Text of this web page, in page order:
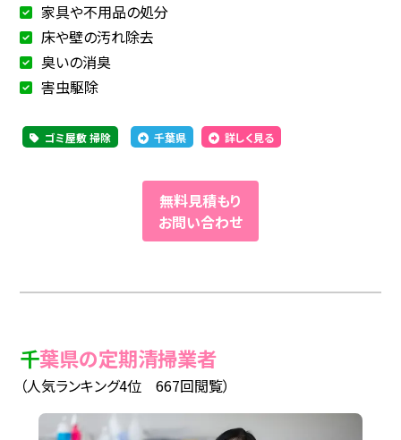
家具や不用品の処分
床や壁の汚れ除去
臭いの消臭
害虫駆除
ゴミ屋敷 掃除 千葉県 詳しく見る
無料見積もり
お問い合わせ
千葉県の定期清掃業者
（人気ランキング4位 667回閲覧）